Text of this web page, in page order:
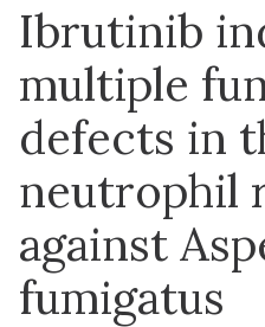
Ibrutinib
multiple
defects in
neutrophil
against
fumigatus